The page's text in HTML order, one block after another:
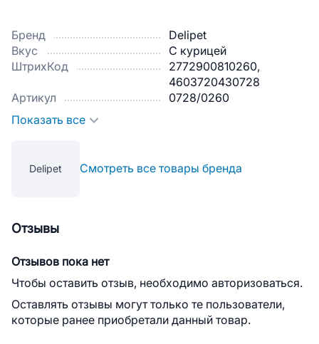
Бренд
Delipet
Вкус
С курицей
ШтрихКод
2772900810260,
4603720430728
Артикул
0728/0260
Показать все
Delipet Смотреть все товары бренда
Отзывы
Отзывов пока нет
Чтобы оставить отзыв, необходимо авторизоваться.
Оставлять отзывы могут только те пользователи,
которые ранее приобретали данный товар.